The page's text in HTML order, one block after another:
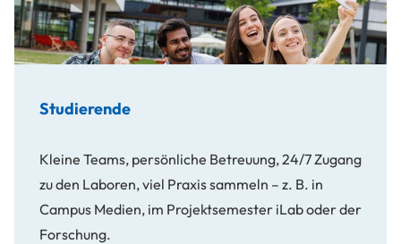
Studierende
Kleine Teams, persönliche Betreuung, 24/7 Zugang
zu den Laboren, viel Praxis sammeln – z. B. in
Campus Medien, im Projektsemester iLab oder der
Forschung.